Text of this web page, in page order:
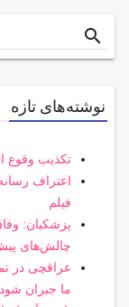
Search
for
search
نوشته‌های تازه
تکذیب وقوع
اعتراف
فیلم
پزشکیان:
چالش‌های
عراقچی در
ما جبران شود